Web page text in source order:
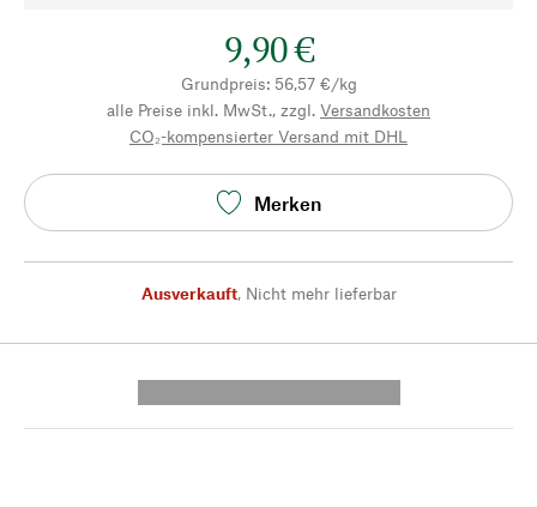
9,90 €
Grundpreis: 56,57 €/kg
alle Preise inkl. MwSt., zzgl. Versandkosten
CO₂-kompensierter Versand mit DHL
Merken
Ausverkauft, Nicht mehr lieferbar